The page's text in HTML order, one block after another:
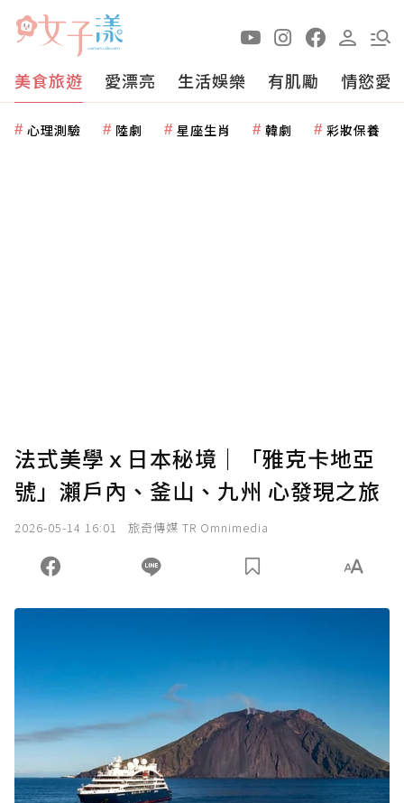
美食旅遊 愛漂亮 生活娛樂 有肌勵 情慾愛
心理測驗 陸劇 星座生肖 韓劇 彩妝保養
法式美學ｘ日本秘境｜「雅克卡地亞
號」瀨戶內、釜山、九州 心發現之旅
2026-05-14 16:01 旅奇傳媒 TR Omnimedia